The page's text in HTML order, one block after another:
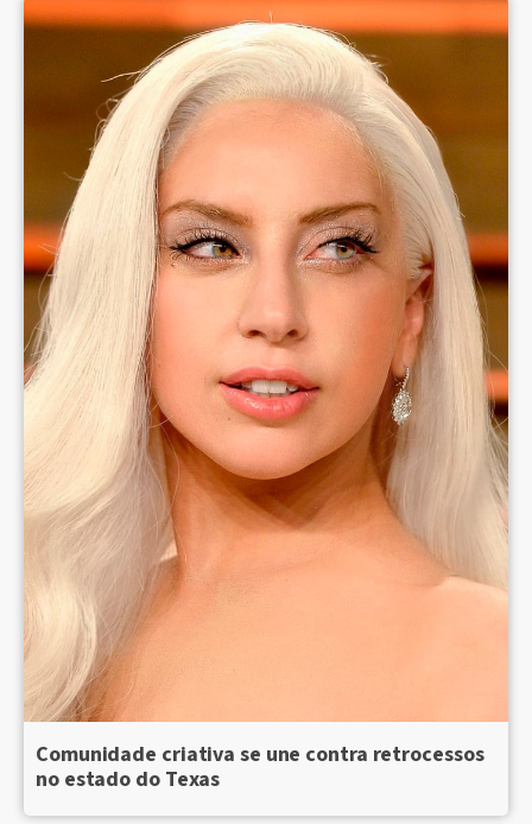
Comunidade criativa se une contra retrocessos
no estado do Texas